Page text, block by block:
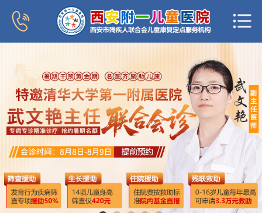
新闻中心
专家团队
科室导航
行为发育科
小儿内分泌科